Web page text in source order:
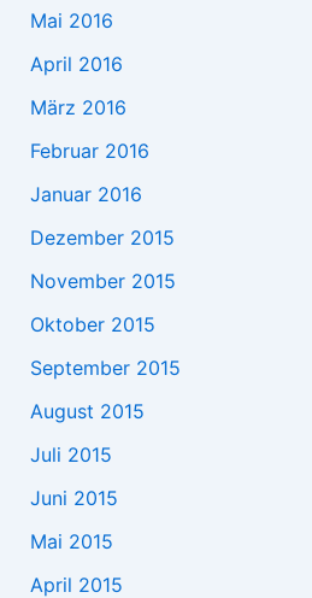
Mai 2016
April 2016
März 2016
Februar 2016
Januar 2016
Dezember 2015
November 2015
Oktober 2015
September 2015
August 2015
Juli 2015
Juni 2015
Mai 2015
April 2015